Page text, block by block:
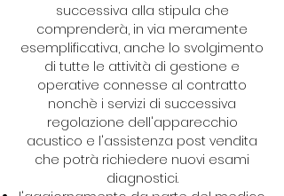
successiva alla stipula che
comprenderà, in via meramente
esemplificativa, anche lo svolgimento
di tutte le attività di gestione e
operative connesse al contratto
nonchè i servizi di successiva
regolazione dell'apparecchio
acustico e l'assistenza post vendita
che potrà richiedere nuovi esami
diagnostici.